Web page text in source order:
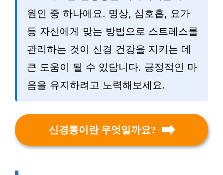
원인 중 하나에요. 명상, 심호흡, 요가
등 자신에게 맞는 방법으로 스트레스를
관리하는 것이 신경 건강을 지키는 데
큰 도움이 될 수 있답니다. 긍정적인 마
음을 유지하려고 노력해보세요.
신경통이란 무엇일까요?